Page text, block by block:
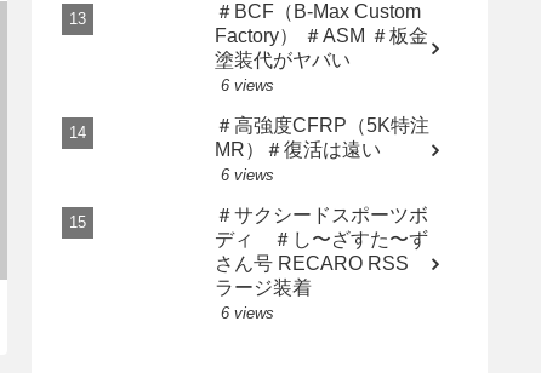
＃BCF（B-Max Custom
Factory） ＃ASM ＃板金
塗装代がヤバい
6 views
＃高強度CFRP（5K特注
MR）＃復活は遠い
6 views
＃サクシードスポーツボ
ディ ＃し〜ざすた〜ず
さん号 RECARO RSS
ラージ装着
6 views